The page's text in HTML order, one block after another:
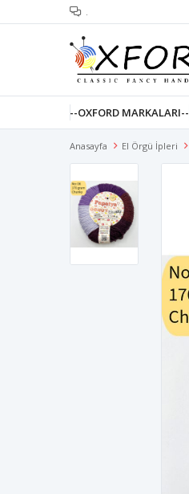
.
--OXFORD MARKALARI--
Anasayfa El Örgü İpleri